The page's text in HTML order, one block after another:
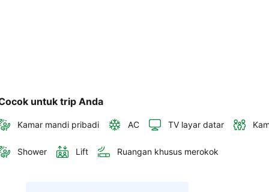
untuk trip Anda
Kamar mandi pribadi AC TV layar datar
Shower Lift Ruangan khusus merokok